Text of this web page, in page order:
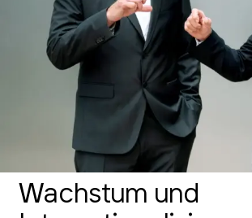
Wachstum und